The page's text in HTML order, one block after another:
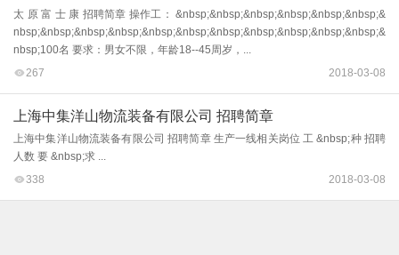
太 原 富 士 康 招聘简章 操作工： &nbsp;&nbsp;&nbsp;&nbsp;&nbsp;&nbsp;&
nbsp;&nbsp;&nbsp;&nbsp;&nbsp;&nbsp;&nbsp;&nbsp;&nbsp;&nbsp;&nbsp;&
nbsp;100名 要求：男女不限，年龄18--45周岁，...
267
2018-03-08
上海中集洋山物流装备有限公司 招聘简章
上海中集洋山物流装备有限公司 招聘简章 生产一线相关岗位 工 &nbsp;种 招聘
人数 要 &nbsp;求 ...
338
2018-03-08